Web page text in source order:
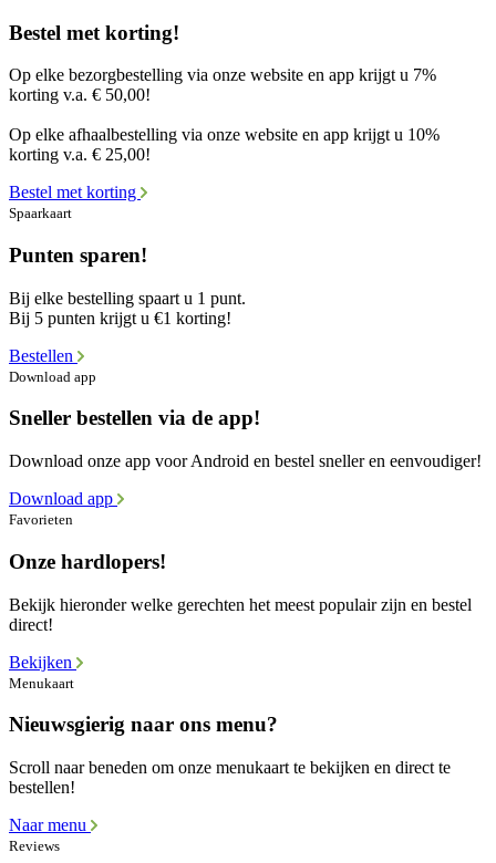
Bestel met korting!
Op elke bezorgbestelling via onze website en app krijgt u 7%
korting v.a. € 50,00!
Op elke afhaalbestelling via onze website en app krijgt u 10%
korting v.a. € 25,00!
Bestel met korting
Spaarkaart
Punten sparen!
Bij elke bestelling spaart u 1 punt.
Bij 5 punten krijgt u €1 korting!
Bestellen
Download app
Sneller bestellen via de app!
Download onze app voor Android en bestel sneller en eenvoudiger!
Download app
Favorieten
Onze hardlopers!
Bekijk hieronder welke gerechten het meest populair zijn en bestel
direct!
Bekijken
Menukaart
Nieuwsgierig naar ons menu?
Scroll naar beneden om onze menukaart te bekijken en direct te
bestellen!
Naar menu
Reviews